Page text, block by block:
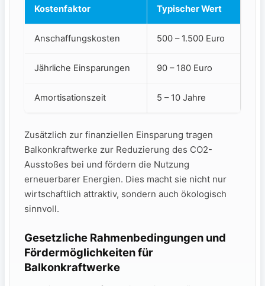
Kostenfaktor Typischer Wert
Anschaffungskosten 500 – 1.500 Euro
Jährliche Einsparungen 90 – 180 Euro
Amortisationszeit 5 – 10 Jahre
Zusätzlich zur finanziellen Einsparung tragen⁣
Balkonkraftwerke zur Reduzierung des CO2-
Ausstoßes bei und fördern‍ die Nutzung
erneuerbarer Energien. Dies⁤ macht sie nicht nur
wirtschaftlich attraktiv, sondern auch ökologisch
sinnvoll.
Gesetzliche Rahmenbedingungen und
Fördermöglichkeiten für
Balkonkraftwerke